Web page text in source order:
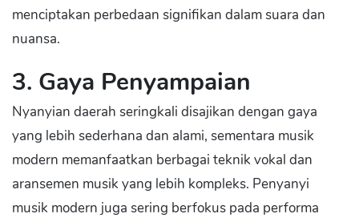
menciptakan perbedaan signifikan dalam suara dan
nuansa.
3. Gaya Penyampaian
Nyanyian daerah seringkali disajikan dengan gaya
yang lebih sederhana dan alami, sementara musik
modern memanfaatkan berbagai teknik vokal dan
aransemen musik yang lebih kompleks. Penyanyi
musik modern juga sering berfokus pada performa